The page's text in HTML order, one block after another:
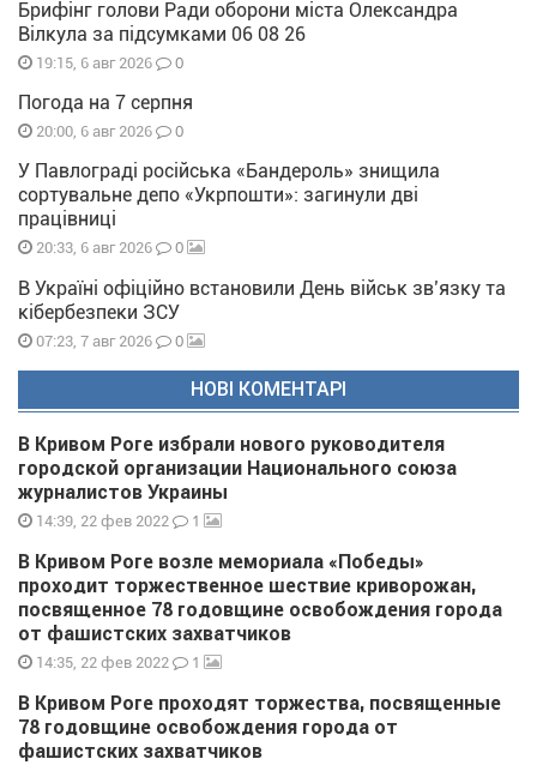
Брифінг голови Ради оборони міста Олександра
Вілкула за підсумками 06 08 26
19:15, 6 авг 2026 0
Погода на 7 серпня
20:00, 6 авг 2026 0
У Павлограді російська «Бандероль» знищила
сортувальне депо «Укрпошти»: загинули дві
працівниці
20:33, 6 авг 2026 0
В Україні офіційно встановили День військ зв’язку та
кібербезпеки ЗСУ
07:23, 7 авг 2026 0
НОВІ КОМЕНТАРІ
В Кривом Роге избрали нового руководителя
городской организации Национального союза
журналистов Украины
14:39, 22 фев 2022 1
В Кривом Роге возле мемориала «Победы»
проходит торжественное шествие криворожан,
посвященное 78 годовщине освобождения города
от фашистских захватчиков
14:35, 22 фев 2022 1
В Кривом Роге проходят торжества, посвященные
78 годовщине освобождения города от
фашистских захватчиков